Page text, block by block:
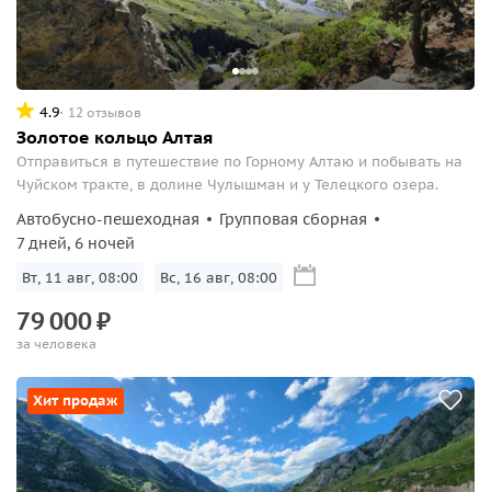
4.9 12 отзывов
Золотое кольцо Алтая
Отправиться в путешествие по Горному Алтаю и побывать на
Чуйском тракте, в долине Чулышман и у Телецкого озера.
Автобусно-пешеходная
Групповая сборная
7 дней, 6 ночей
Вт, 11 авг, 08:00 Вс, 16 авг, 08:00
79000₽
за человека
Хит продаж